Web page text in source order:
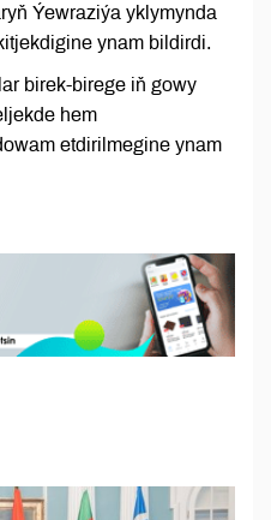
Ýewraziýa yklymynda
ynam bildirdi.
birek-birege iň gowy
hem
etdirilmegine ynam